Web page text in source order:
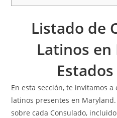
Listado de
Latinos en
En esta sección, te invitamos
latinos presentes en
sobre cada Consulado,